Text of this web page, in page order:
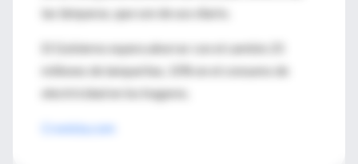
las lámparas, que son de uso diario.
El Gobierno espera ahorrar con el cambio 25
millones de lamparitas, 10% en el consumo de
electricidad en los hogares.
Cronista.com